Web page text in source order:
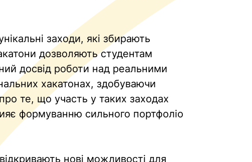
заходи, які збирають
дозволяють студентам
досвід роботи над реальними
хакатонах, здобуваючи
те, що участь у таких заходах
формуванню сильного портфоліо
відкривають нові можливості для